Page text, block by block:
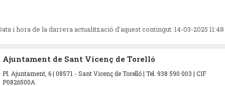
i hora de la darrera actualització d'aquest contingut: 14-03-2025 11:48
Ajuntament de Sant Vicenç de Torelló
Pl. Ajuntament, 6 | 08571 - Sant Vicenç de Torelló | Tel. 938 590 003 | CIF
P0826500A